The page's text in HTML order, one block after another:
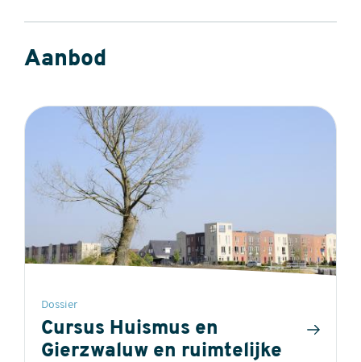
Aanbod
Dossier
Cursus Huismus en
Gierzwaluw en ruimtelijke